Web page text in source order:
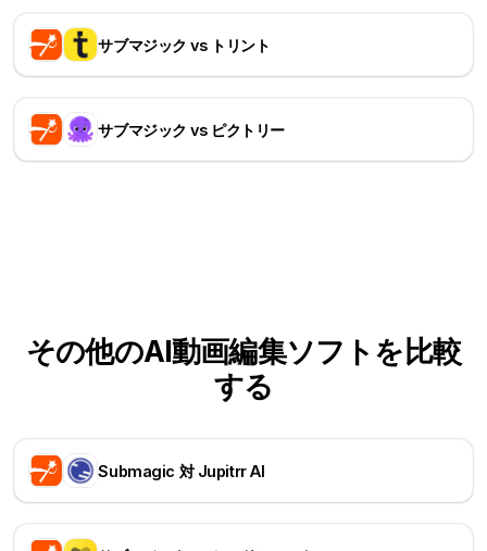
サブマジック vs トリント
サブマジック vs ピクトリー
その他のAI動画編集ソフトを比較
する
Submagic 対 Jupitrr AI